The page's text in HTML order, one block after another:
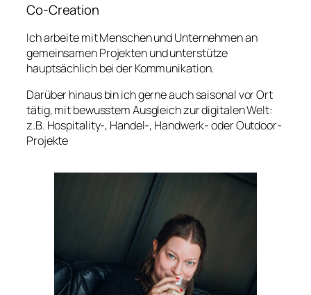
Co-Creation
Ich arbeite mit Menschen und Unternehmen an
gemeinsamen Projekten und unterstütze
hauptsächlich bei der Kommunikation.
Darüber hinaus bin ich gerne auch saisonal vor Ort
tätig, mit bewusstem Ausgleich zur digitalen Welt:
z.B. Hospitality-, Handel-, Handwerk- oder Outdoor-
Projekte